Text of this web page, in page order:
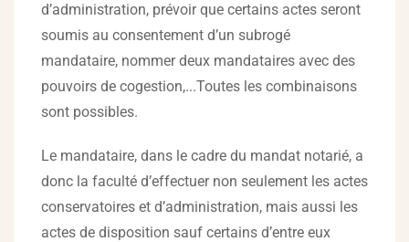
d’administration, prévoir que certains actes seront
soumis au consentement d’un subrogé
mandataire, nommer deux mandataires avec des
pouvoirs de cogestion,...Toutes les combinaisons
sont possibles.
Le mandataire, dans le cadre du mandat notarié, a
donc la faculté d’effectuer non seulement les actes
conservatoires et d’administration, mais aussi les
actes de disposition sauf certains d’entre eux